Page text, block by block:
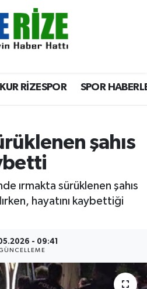
RİZESPOR SPOR
şahıs
ırmakta sürüklenen şahıs
hayatını kaybettiği
- 09:41
Haritası
ve Fikstür